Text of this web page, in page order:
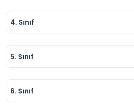
4. Sınıf
5. Sınıf
6. Sınıf